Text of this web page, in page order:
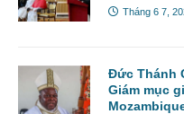
Tháng 6 7,
Đức Thánh
Giám mục